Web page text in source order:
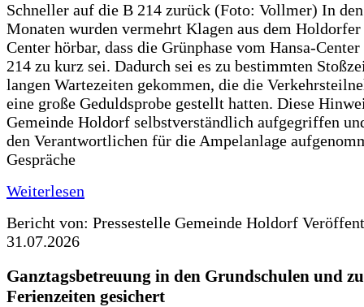
Schneller auf die B 214 zurück (Foto: Vollmer) In
Monaten wurden vermehrt Klagen aus dem Holdorfer
Center hörbar, dass die Grünphase vom Hansa-
214 zu kurz sei. Dadurch sei es zu bestimmten
langen Wartezeiten gekommen, die die
eine große Geduldsprobe gestellt hatten. Diese
Gemeinde Holdorf selbstverständlich aufgegriffen
den Verantwortlichen für die Ampelanlage
Gespräche
Weiterlesen
Bericht von: Pressestelle Gemeinde Holdorf
31.07.2026
Ganztagsbetreuung in den Grundschulen und
Ferienzeiten gesichert